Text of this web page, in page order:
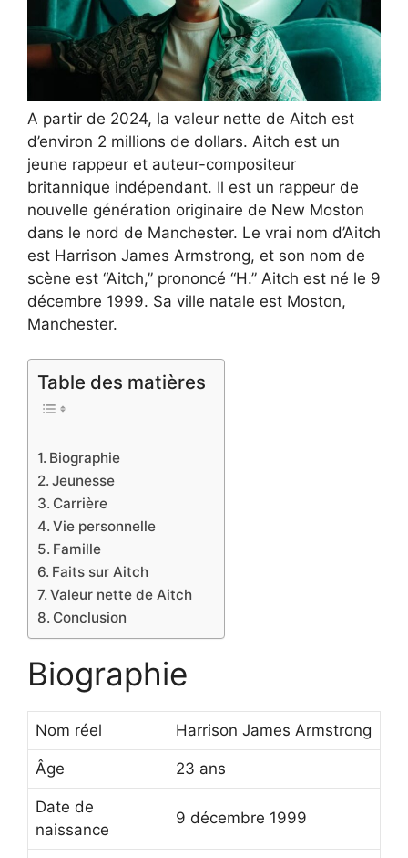
A partir de 2024, la valeur nette de Aitch est
d’environ 2 millions de dollars. Aitch est un
jeune rappeur et auteur-compositeur
britannique indépendant. Il est un rappeur de
nouvelle génération originaire de New Moston
dans le nord de Manchester. Le vrai nom d’Aitch
est Harrison James Armstrong, et son nom de
scène est “Aitch,” prononcé “H.” Aitch est né le 9
décembre 1999. Sa ville natale est Moston,
Manchester.
Table des matières
Biographie
Jeunesse
Carrière
Vie personnelle
Famille
Faits sur Aitch
Valeur nette de Aitch
Conclusion
Biographie
Nom réel Harrison James Armstrong
Âge 23 ans
Date de
naissance
9 décembre 1999